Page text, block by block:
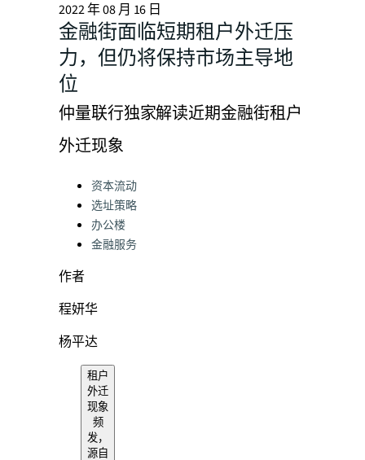
2022 年 08 月 16 日
金融街面临短期租户外迁压
力，但仍将保持市场主导地
位
仲量联行独家解读近期金融街租户
外迁现象
Categories:
资本流动
选址策略
办公楼
金融服务
作者
程妍华
杨平达
租户
外迁
现象
频
发，
源自